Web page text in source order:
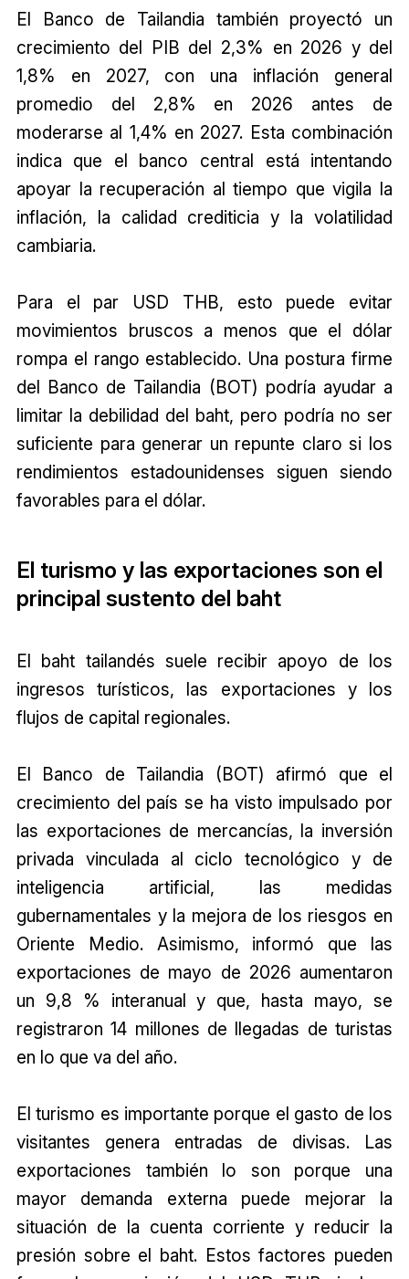
El Banco de Tailandia también proyectó un
crecimiento del PIB del 2,3% en 2026 y del
1,8% en 2027, con una inflación general
promedio del 2,8% en 2026 antes de
moderarse al 1,4% en 2027. Esta combinación
indica que el banco central está intentando
apoyar la recuperación al tiempo que vigila la
inflación, la calidad crediticia y la volatilidad
cambiaria.
Para el par USD THB, esto puede evitar
movimientos bruscos a menos que el dólar
rompa el rango establecido. Una postura firme
del Banco de Tailandia (BOT) podría ayudar a
limitar la debilidad del baht, pero podría no ser
suficiente para generar un repunte claro si los
rendimientos estadounidenses siguen siendo
favorables para el dólar.
El turismo y las exportaciones son el
principal sustento del baht
El baht tailandés suele recibir apoyo de los
ingresos turísticos, las exportaciones y los
flujos de capital regionales.
El Banco de Tailandia (BOT) afirmó que el
crecimiento del país se ha visto impulsado por
las exportaciones de mercancías, la inversión
privada vinculada al ciclo tecnológico y de
inteligencia artificial, las medidas
gubernamentales y la mejora de los riesgos en
Oriente Medio. Asimismo, informó que las
exportaciones de mayo de 2026 aumentaron
un 9,8 % interanual y que, hasta mayo, se
registraron 14 millones de llegadas de turistas
en lo que va del año.
El turismo es importante porque el gasto de los
visitantes genera entradas de divisas. Las
exportaciones también lo son porque una
mayor demanda externa puede mejorar la
situación de la cuenta corriente y reducir la
presión sobre el baht. Estos factores pueden